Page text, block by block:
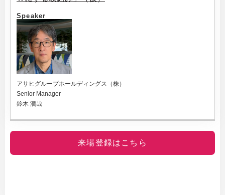
Speaker
アサヒグループホールディングス（株）
Senior Manager
鈴木 潤哉
来場登録はこちら